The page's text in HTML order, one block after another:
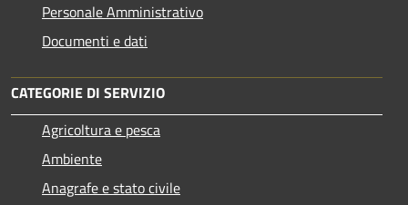
Personale Amministrativo
Documenti e dati
CATEGORIE DI SERVIZIO
Agricoltura e pesca
Ambiente
Anagrafe e stato civile